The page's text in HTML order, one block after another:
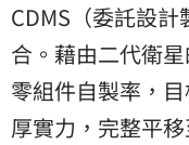
CDMS（委託設
合。藉由二代衛
零組件自製率，
厚實力，完整平